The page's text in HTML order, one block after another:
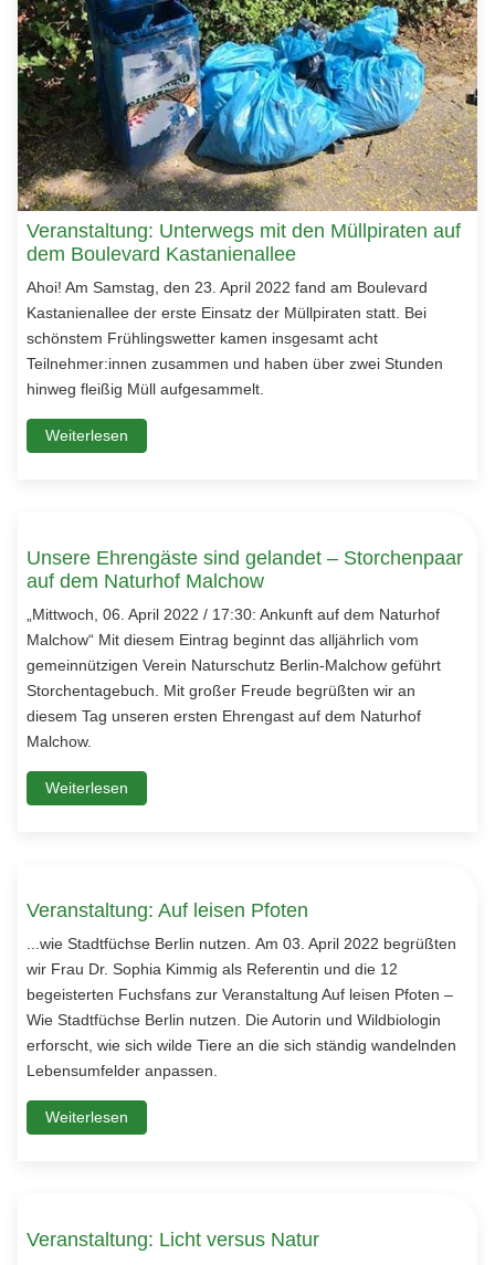
Veranstaltung: Unterwegs mit den Müllpiraten auf
dem Boulevard Kastanienallee
Ahoi! Am Samstag, den 23. April 2022 fand am Boulevard
Kastanienallee der erste Einsatz der Müllpiraten statt. Bei
schönstem Frühlingswetter kamen insgesamt acht
Teilnehmer:innen zusammen und haben über zwei Stunden
hinweg fleißig Müll aufgesammelt.
Weiterlesen
Unsere Ehrengäste sind gelandet – Storchenpaar
auf dem Naturhof Malchow
„Mittwoch, 06. April 2022 / 17:30: Ankunft auf dem Naturhof
Malchow“ Mit diesem Eintrag beginnt das alljährlich vom
gemeinnützigen Verein Naturschutz Berlin-Malchow geführt
Storchentagebuch. Mit großer Freude begrüßten wir an
diesem Tag unseren ersten Ehrengast auf dem Naturhof
Malchow.
Weiterlesen
Veranstaltung: Auf leisen Pfoten
...wie Stadtfüchse Berlin nutzen. Am 03. April 2022 begrüßten
wir Frau Dr. Sophia Kimmig als Referentin und die 12
begeisterten Fuchsfans zur Veranstaltung Auf leisen Pfoten –
Wie Stadtfüchse Berlin nutzen. Die Autorin und Wildbiologin
erforscht, wie sich wilde Tiere an die sich ständig wandelnden
Lebensumfelder anpassen.
Weiterlesen
Veranstaltung: Licht versus Natur